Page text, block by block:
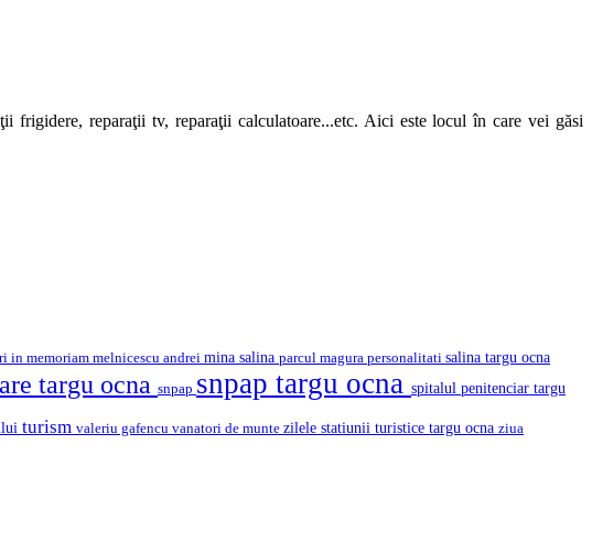
frigidere, reparaţii tv, reparaţii calculatoare...etc. Aici este locul în care vei găsi
in memoriam melnicescu andrei mina salina parcul magura personalitati salina targu ocna
targu ocna snpap snpap targu ocna spitalul penitenciar targu
turism valeriu gafencu vanatori de munte zilele statiunii turistice targu ocna ziua